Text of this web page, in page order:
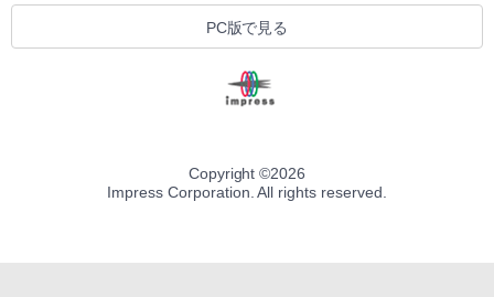
PC版で見る
Copyright ©2026
Impress Corporation. All rights reserved.